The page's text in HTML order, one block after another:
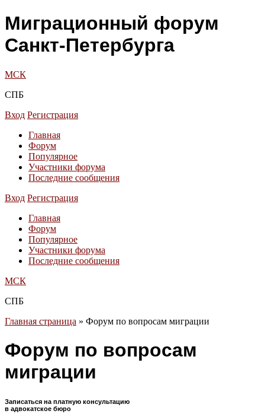
Миграционный форум
Санкт-Петербурга
МСК
СПБ
Вход Регистрация
Главная
Форум
Популярное
Участники форума
Последние сообщения
Вход Регистрация
Главная
Форум
Популярное
Участники форума
Последние сообщения
МСК
СПБ
Главная страница » Форум по вопросам миграции
Форум по вопросам
миграции
Записаться на платную консультацию
в адвокатское бюро